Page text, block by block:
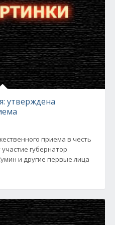
утверждена
приема в честь
губернатор
и другие первые лица